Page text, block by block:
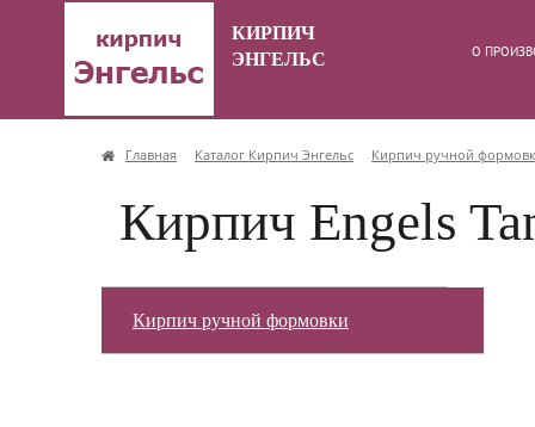
КИРПИЧ
ЭНГЕЛЬС
О
Главная Каталог Кирпич Энгельс Кирпич ручной
Кирпич Engels
Кирпич ручной формовки